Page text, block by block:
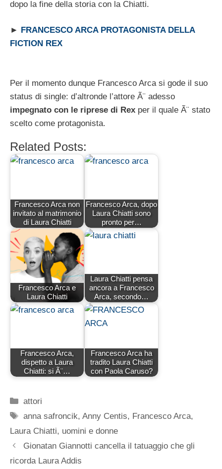
dopo la fine della storia con la Chiatti.
►
FRANCESCO ARCA PROTAGONISTA DELLA
FICTION REX
Per il momento dunque Francesco Arca si gode il suo
status di single: d’altronde l’attore Ã¨ adesso
impegnato con le riprese di Rex per il quale Ã¨ stato
scelto come protagonista.
Related Posts:
Francesco Arca non
invitato al matrimonio
di Laura Chiatti
Francesco Arca, dopo
Laura Chiatti sono
pronto per…
Francesco Arca e
Laura Chiatti
Laura Chiatti pensa
ancora a Francesco
Arca, secondo…
Francesco Arca,
dispetto a Laura
Chiatti: si Ã¨…
Francesco Arca ha
tradito Laura Chiatti
con Paola Caruso?
Categorie
attori
Tag
anna safroncik,Anny Centis, Francesco Arca,
Laura Chiatti, uomini e donne
Gionatan Giannotti cancella il tatuaggio che gli
ricorda Laura Addis